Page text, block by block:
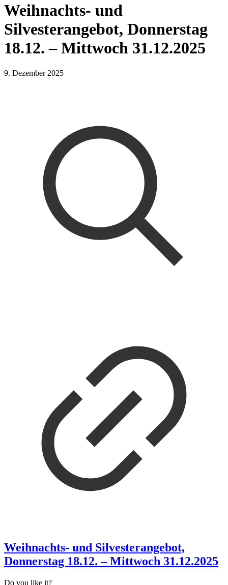
Weihnachts- und
Silvesterangebot, Donnerstag
18.12. – Mittwoch 31.12.2025
9. Dezember 2025
Weihnachts- und Silvesterangebot,
Donnerstag 18.12. – Mittwoch 31.12.2025
Do you like it?